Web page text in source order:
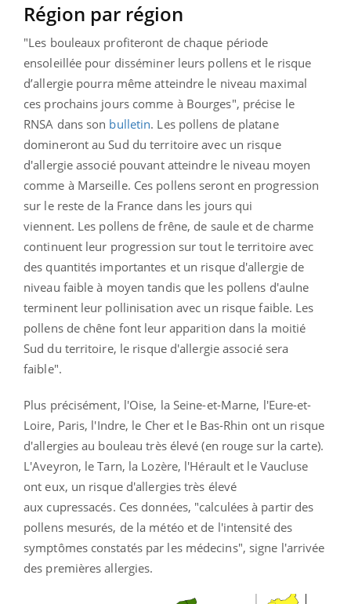
Région par région
"Les bouleaux profiteront de chaque période
ensoleillée pour disséminer leurs pollens et le risque
d’allergie pourra même atteindre le niveau maximal
ces prochains jours comme à Bourges", précise le
RNSA dans son bulletin. Les pollens de platane
domineront au Sud du territoire avec un risque
d'allergie associé pouvant atteindre le niveau moyen
comme à Marseille. Ces pollens seront en progression
sur le reste de la France dans les jours qui
viennent. Les pollens de frêne, de saule et de charme
continuent leur progression sur tout le territoire avec
des quantités importantes et un risque d'allergie de
niveau faible à moyen tandis que les pollens d'aulne
terminent leur pollinisation avec un risque faible. Les
pollens de chêne font leur apparition dans la moitié
Sud du territoire, le risque d'allergie associé sera
faible".
Plus précisément, l'Oise, la Seine-et-Marne, l'Eure-et-
Loire, Paris, l'Indre, le Cher et le Bas-Rhin ont un risque
d'allergies au bouleau très élevé (en rouge sur la carte).
L'Aveyron, le Tarn, la Lozère, l'Hérault et le Vaucluse
ont eux, un risque d'allergies très élevé
aux cupressacés. Ces données, "calculées à partir des
pollens mesurés, de la météo et de l'intensité des
symptômes constatés par les médecins", signe l'arrivée
des premières allergies.